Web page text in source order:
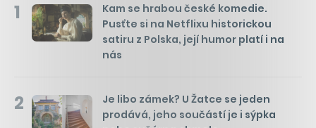
1
Kam se hrabou české komedie.
Pusťte si na Netflixu historickou
satiru z Polska, její humor platí i na
nás
2
Je libo zámek? U Žatce se jeden
prodává, jeho součástí je i sýpka